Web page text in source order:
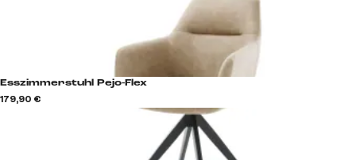
Esszimmerstuhl Pejo-Flex
179,90 €